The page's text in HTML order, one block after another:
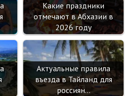
Какие праздники
отмечают в Абхазии в
2026 году
Актуальные правила
въезда в Тайланд для
россиян…